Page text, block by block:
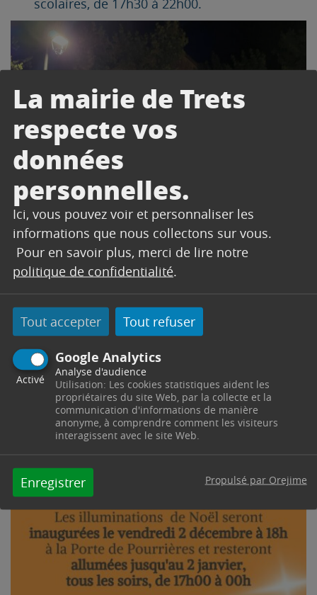
La mairie de Trets
respecte vos
données
personnelles.
Ici, vous pouvez voir et personnaliser les
informations que nous collectons sur vous.
Pour en savoir plus, merci de lire notre
politique de confidentialité.
Tout accepter Tout refuser
Google Analytics
Activé
Analyse d'audience
Utilisation: Les cookies statistiques aident les
propriétaires du site Web, par la collecte et la
communication d'informations de manière
anonyme, à comprendre comment les visiteurs
interagissent avec le site Web.
Enregistrer Propulsé par Orejime
scolaires, de 17h30 à 22h00.